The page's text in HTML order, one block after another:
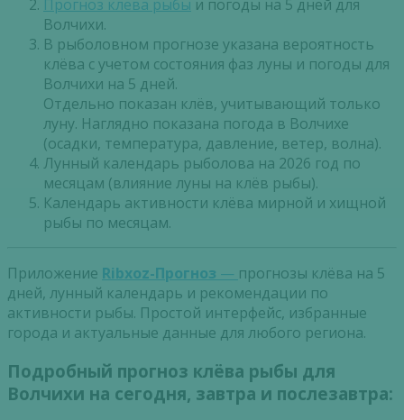
Прогноз клева рыбы и погоды на 5 дней для
Волчихи.
В рыболовном прогнозе указана вероятность
клёва с учетом состояния фаз луны и погоды для
Волчихи на 5 дней.
Отдельно показан клёв, учитывающий только
луну. Наглядно показана погода в Волчихе
(осадки, температура, давление, ветер, волна).
Лунный календарь рыболова на 2026 год по
месяцам (влияние луны на клёв рыбы).
Календарь активности клёва мирной и хищной
рыбы по месяцам.
Приложение Ribxoz-Прогноз — прогнозы клёва на 5
дней, лунный календарь и рекомендации по
активности рыбы. Простой интерфейс, избранные
города и актуальные данные для любого региона.
Подробный прогноз клёва рыбы для
Волчихи на сегодня, завтра и послезавтра: